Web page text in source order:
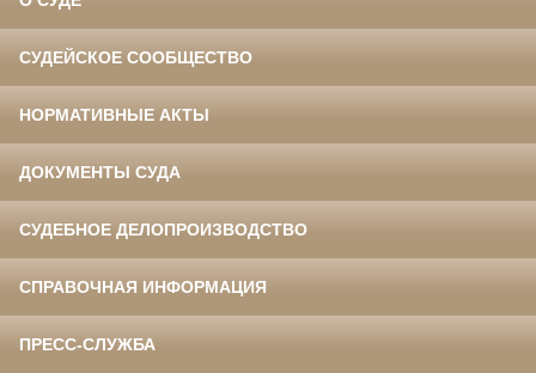
СУДЕЙСКОЕ СООБЩЕСТВО
НОРМАТИВНЫЕ АКТЫ
ДОКУМЕНТЫ СУДА
СУДЕБНОЕ ДЕЛОПРОИЗВОДСТВО
СПРАВОЧНАЯ ИНФОРМАЦИЯ
ПРЕСС-СЛУЖБА